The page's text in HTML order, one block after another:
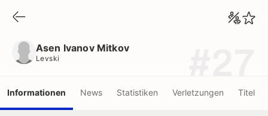
Asen Ivanov Mitkov
Levski
Informationen News Statistiken Verletzungen Titel